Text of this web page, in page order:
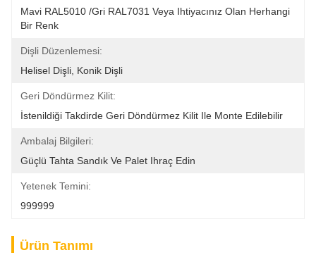
Mavi RAL5010 /Gri RAL7031 Veya Ihtiyacınız Olan Herhangi
Bir Renk
Dişli Düzenlemesi:
Helisel Dişli, Konik Dişli
Geri Döndürmez Kilit:
İstenildiği Takdirde Geri Döndürmez Kilit Ile Monte Edilebilir
Ambalaj Bilgileri:
Güçlü Tahta Sandık Ve Palet Ihraç Edin
Yetenek Temini:
999999
Ürün Tanımı